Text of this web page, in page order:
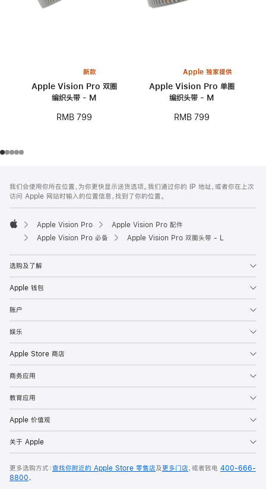
新款
Apple Vision Pro 双圈
编织头带 - M
RMB 799
Apple 独家提供
Apple Vision Pro 单圈
编织头带 - M
RMB 799
页
页
脚
注
我们会使用你所在位置，为你更快显示送货选项。我们通过你的 IP 地址，或者你在上次
访问 Apple 网站时输入的位置信息，找到了你的位置。
Apple
Apple Vision Pro
Apple Vision Pro 配件
Apple Vision Pro 必备
Apple Vision Pro 双圈头带 - L
选购及了解
Apple 钱包
账户
娱乐
Apple Store 商店
商务应用
教育应用
Apple 价值观
关于 Apple
更多选购方式：查找你附近的 Apple Store 零售店及更多门店，或者致电 400-666-
8800。